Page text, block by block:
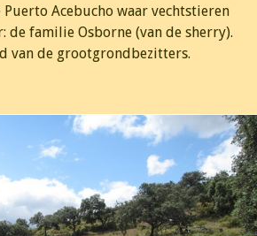
Acebucho waar vechtstieren
de familie Osborne (van de sherry).
van de grootgrondbezitters.